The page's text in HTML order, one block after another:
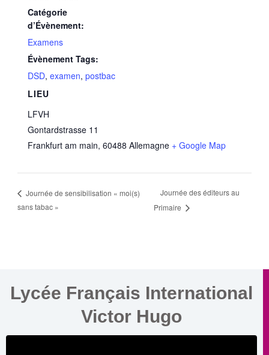
Catégorie
d’Évènement:
Examens
Évènement Tags:
DSD,examen,postbac
LIEU
LFVH
Gontardstrasse 11
Frankfurt am main, 60488 Allemagne + Google Map
Journée de sensibilisation « moi(s)
sans tabac »
Journée des éditeurs au
Primaire
Lycée Français International
Victor Hugo